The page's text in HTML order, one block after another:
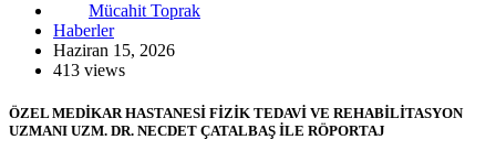
Mücahit Toprak
Haberler
Haziran 15, 2026
413 views
ÖZEL MEDİKAR HASTANESİ FİZİK TEDAVİ VE REHABİLİTASYON
UZMANI UZM. DR. NECDET ÇATALBAŞ İLE RÖPORTAJ